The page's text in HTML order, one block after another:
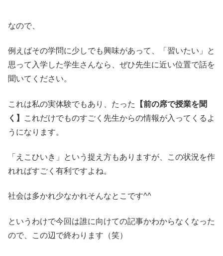
なので、
例えばその学問に少しでも興味があって、「習いたい」と
思って入学した学生さんなら、ぜひ先生に近い位置で話を
聞いてください。
これは私の実体験でもあり、たった
【前の席で授業を聞
く】
これだけでものすごく先生からの情報が入ってくるよ
うになります。
「えこひいき」という捉え方もありますが、この状況を作
れればすごく有利ですよね。
社会は多かれ少なかれそんなとこです^^
というわけで今回は誰に向けての記事かわからなくなった
ので、この辺で終わります（笑）